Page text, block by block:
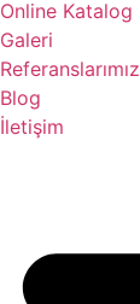
Online Katalog
Galeri
Referanslarımız
Blog
İletişim